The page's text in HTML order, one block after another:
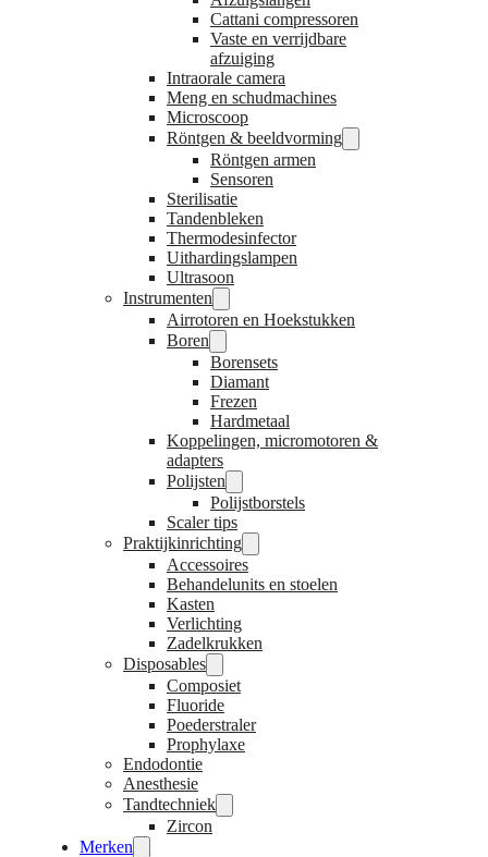
Cattani compressoren
Vaste en verrijdbare
afzuiging
Intraorale camera
Meng en schudmachines
Microscoop
Röntgen & beeldvorming
Röntgen armen
Sensoren
Sterilisatie
Tandenbleken
Thermodesinfector
Uithardingslampen
Ultrasoon
Instrumenten
Airrotoren en Hoekstukken
Boren
Borensets
Diamant
Frezen
Hardmetaal
Koppelingen, micromotoren &
adapters
Polijsten
Polijstborstels
Scaler tips
Praktijkinrichting
Accessoires
Behandelunits en stoelen
Kasten
Verlichting
Zadelkrukken
Disposables
Composiet
Fluoride
Poederstraler
Prophylaxe
Endodontie
Anesthesie
Tandtechniek
Zircon
Merken